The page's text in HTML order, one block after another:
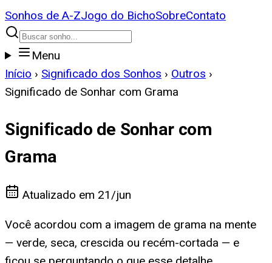
Sonhos de A-ZJogo do BichoSobreContato
Menu
Início › Significado dos Sonhos › Outros ›
Significado de Sonhar com Grama
Significado de Sonhar com
Grama
Atualizado em 21/jun
Você acordou com a imagem de grama na mente
— verde, seca, crescida ou recém-cortada — e